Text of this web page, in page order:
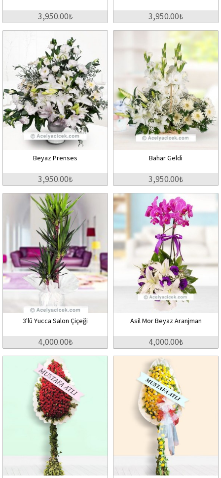
3,950.00₺ 3,950.00₺
Beyaz Prenses
3,950.00₺
Bahar Geldi
3,950.00₺
3'lü Yucca Salon Çiçeği
4,000.00₺
Asil Mor Beyaz Aranjman
4,000.00₺